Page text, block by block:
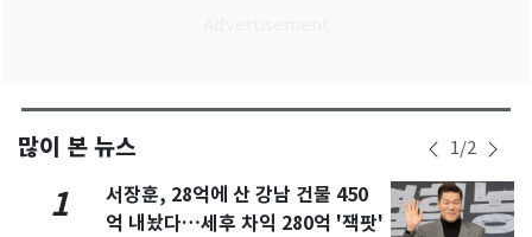
많이 본 뉴스 1/2
1
서장훈, 28억에 산 강남 건물 450
억 내놨다…세후 차익 280억 '잭팟'